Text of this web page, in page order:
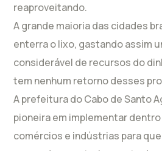
reaproveitando.
A grande maioria das cidades
enterra o lixo, gastando assim
considerável de recursos do
tem nenhum retorno desses
A prefeitura do Cabo de Santo
pioneira em implementar
comércios e indústrias para